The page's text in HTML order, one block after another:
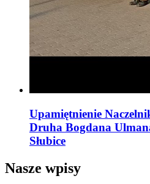
Upamiętnienie
Druha Bogdana
Słubice
Nasze wpisy